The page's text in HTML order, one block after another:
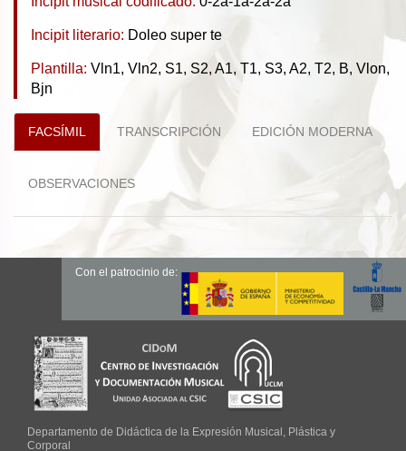
Incipit literario: Doleo super te
Plantilla: Vln1, Vln2, S1, S2, A1, T1, S3, A2, T2, B, Vlon,
Bjn
FACSÍMIL TRANSCRIPCIÓN EDICIÓN MODERNA
OBSERVACIONES
Departamento de Didáctica de la Expresión Musical, Plástica y
Corporal
Con el patrocinio de: